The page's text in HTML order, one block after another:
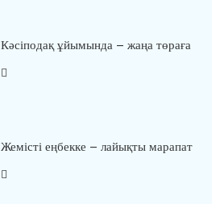
Кәсіподақ ұйымында – жаңа төраға
Жемісті еңбекке – лайықты марапат